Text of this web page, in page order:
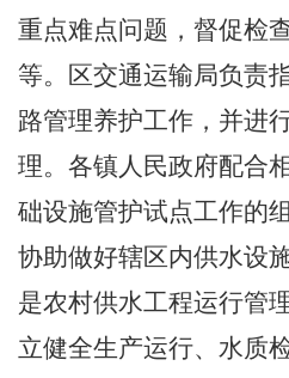
重点难点问题，督促检
等。区交通运输局负责
路管理养护工作，并进
理。 各镇人民政府配合
础设施管护试点工作的
协助做好辖区内供水设
是农村供水工程运行管
立健全生产运行、水质